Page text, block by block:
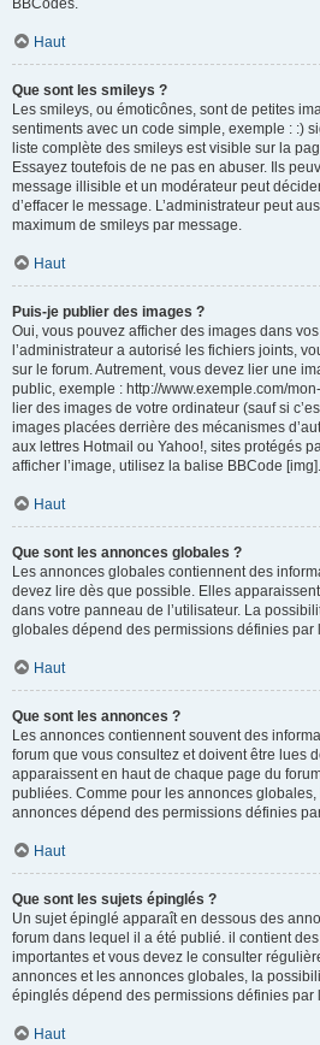
BBCodes.
Haut
Que sont les smileys ?
Les smileys, ou émoticônes, sont de petites
sentiments avec un code simple, exemple : :)
liste complète des smileys est visible sur la
Essayez toutefois de ne pas en abuser. Ils
message illisible et un modérateur peut
d’effacer le message. L’administrateur peut
maximum de smileys par message.
Haut
Puis-je publier des images ?
Oui, vous pouvez afficher des images dans
l’administrateur a autorisé les fichiers joints,
sur le forum. Autrement, vous devez lier une
public, exemple : http://www.exemple.com/
lier des images de votre ordinateur (sauf si
images placées derrière des mécanismes
aux lettres Hotmail ou Yahoo!, sites protégés
afficher l’image, utilisez la balise BBCode [img].
Haut
Que sont les annonces globales ?
Les annonces globales contiennent des
devez lire dès que possible. Elles
dans votre panneau de l’utilisateur. La
globales dépend des permissions définies par
Haut
Que sont les annonces ?
Les annonces contiennent souvent des
forum que vous consultez et doivent être lues
apparaissent en haut de chaque page du
publiées. Comme pour les annonces
annonces dépend des permissions définies
Haut
Que sont les sujets épinglés ?
Un sujet épinglé apparaît en dessous des
forum dans lequel il a été publié. il contient
importantes et vous devez le consulter
annonces et les annonces globales, la
épinglés dépend des permissions définies par
Haut